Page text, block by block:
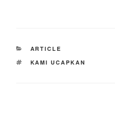
KATEGORI
ARTICLE
TAG
KAMI UCAPKAN